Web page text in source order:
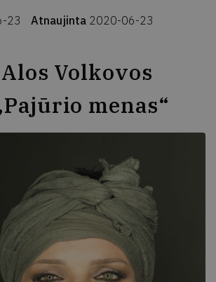
23 Atnaujinta 2020-06-23
Volkovos
menas“